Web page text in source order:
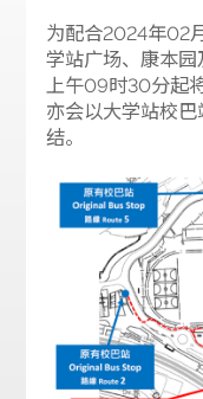
为配合2024年
学站广场、康本
上午09时30分
结。